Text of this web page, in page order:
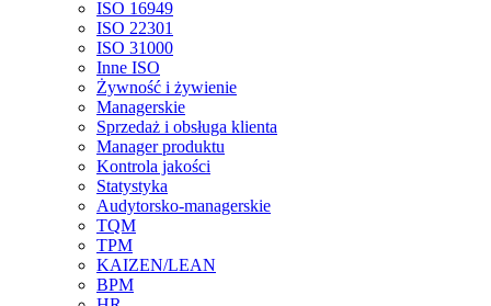
ISO 16949
ISO 22301
ISO 31000
Inne ISO
Żywność i żywienie
Managerskie
Sprzedaż i obsługa klienta
Manager produktu
Kontrola jakości
Statystyka
Audytorsko-managerskie
TQM
TPM
KAIZEN/LEAN
BPM